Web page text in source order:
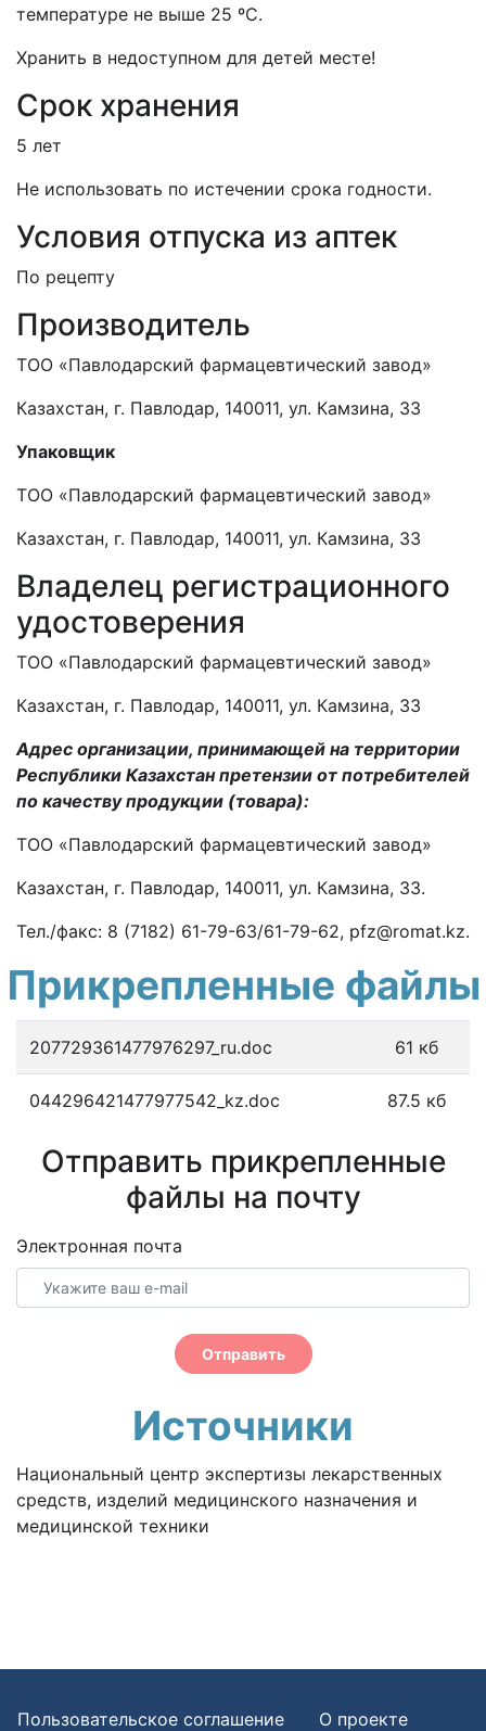
температуре не выше 25 ºС.
Хранить в недоступном для детей месте!
Срок хранения
5 лет
Не использовать по истечении срока годности.
Условия отпуска из аптек
По рецепту
Производитель
ТОО «Павлодарский фармацевтический завод»
Казахстан, г. Павлодар, 140011, ул. Камзина, 33
Упаковщик
ТОО «Павлодарский фармацевтический завод»
Казахстан, г. Павлодар, 140011, ул. Камзина, 33
Владелец регистрационного
удостоверения
ТОО «Павлодарский фармацевтический завод»
Казахстан, г. Павлодар, 140011, ул. Камзина, 33
Адрес организации, принимающей на территории
Республики Казахстан претензии от потребителей
по качеству продукции (товара):
ТОО «Павлодарский фармацевтический завод»
Казахстан, г. Павлодар, 140011, ул. Камзина, 33.
Тел./факс: 8 (7182) 61-79-63/61-79-62, pfz@romat.kz.
Прикрепленные файлы
207729361477976297_ru.doc 61 кб
044296421477977542_kz.doc 87.5 кб
Отправить прикрепленные
файлы на почту
Электронная почта
Отправить
Источники
Национальный центр экспертизы лекарственных
средств, изделий медицинского назначения и
медицинской техники
Пользовательское соглашение
О проекте